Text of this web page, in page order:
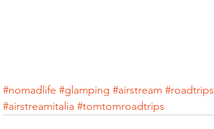
#nomadlife #glamping #airstream #roadtrips
#airstreamitalia #tomtomroadtrips